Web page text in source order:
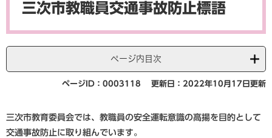
三次市教職員交通事故防止標語
ページ内目次
ページID：0003118 更新日：2022年10月17日更新
三次市教育委員会では、教職員の安全運転意識の高揚を目的として
交通事故防止に取り組んでいます。